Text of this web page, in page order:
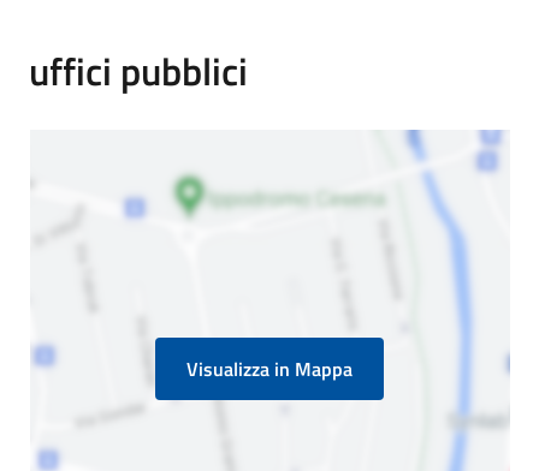
uffici pubblici
Visualizza in Mappa